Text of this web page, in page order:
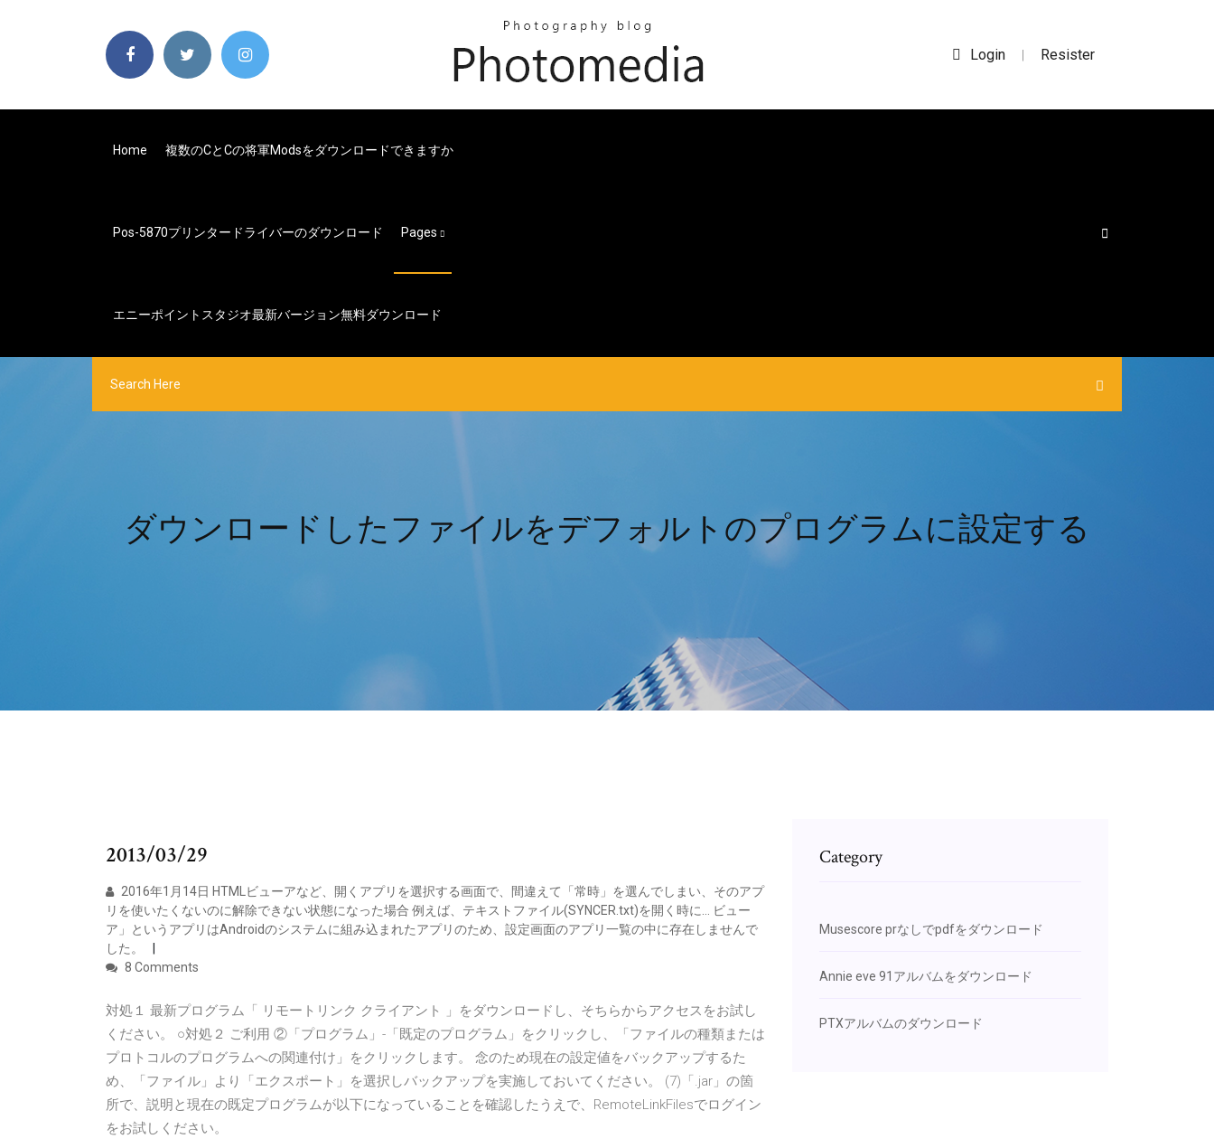
Login | Resister
Home 複数のcとcの将軍modsをダウンロードできますか
Pos-5870プリンタードライバーのダウンロード Pages
エニーポイントスタジオ最新バージョン無料ダウンロード
ダウンロードしたファイルをデフォルトのプログラムに設定する
2013/03/29
2016年1月14日 HTMLビューアなど、開くアプリを選択する画面で、間違えて「常時」を選んでしまい、そのアプ
リを使いたくないのに解除できない状態になった場合 例えば、テキストファイル(SYNCER.txt)を開く時に… ビュー
ア」というアプリはAndroidのシステムに組み込まれたアプリのため、設定画面のアプリ一覧の中に存在しませんで
した。
8 Comments
対処１ 最新プログラム「 リモートリンク クライアント 」をダウンロードし、そちらからアクセスをお試し
ください。 ○対処２ ご利用 ②「プログラム」-「既定のプログラム」をクリックし、「ファイルの種類または
プロトコルのプログラムへの関連付け」をクリックします。 念のため現在の設定値をバックアップするた
め、「ファイル」より「エクスポート」を選択しバックアップを実施しておいてください。 (7)「.jar」の箇
所で、説明と現在の既定プログラムが以下になっていることを確認したうえで、RemoteLinkFilesでログイン
をお試しください。
Category
Musescore prなしでpdfをダウンロード
Annie eve 91アルバムをダウンロード
PTXアルバムのダウンロード